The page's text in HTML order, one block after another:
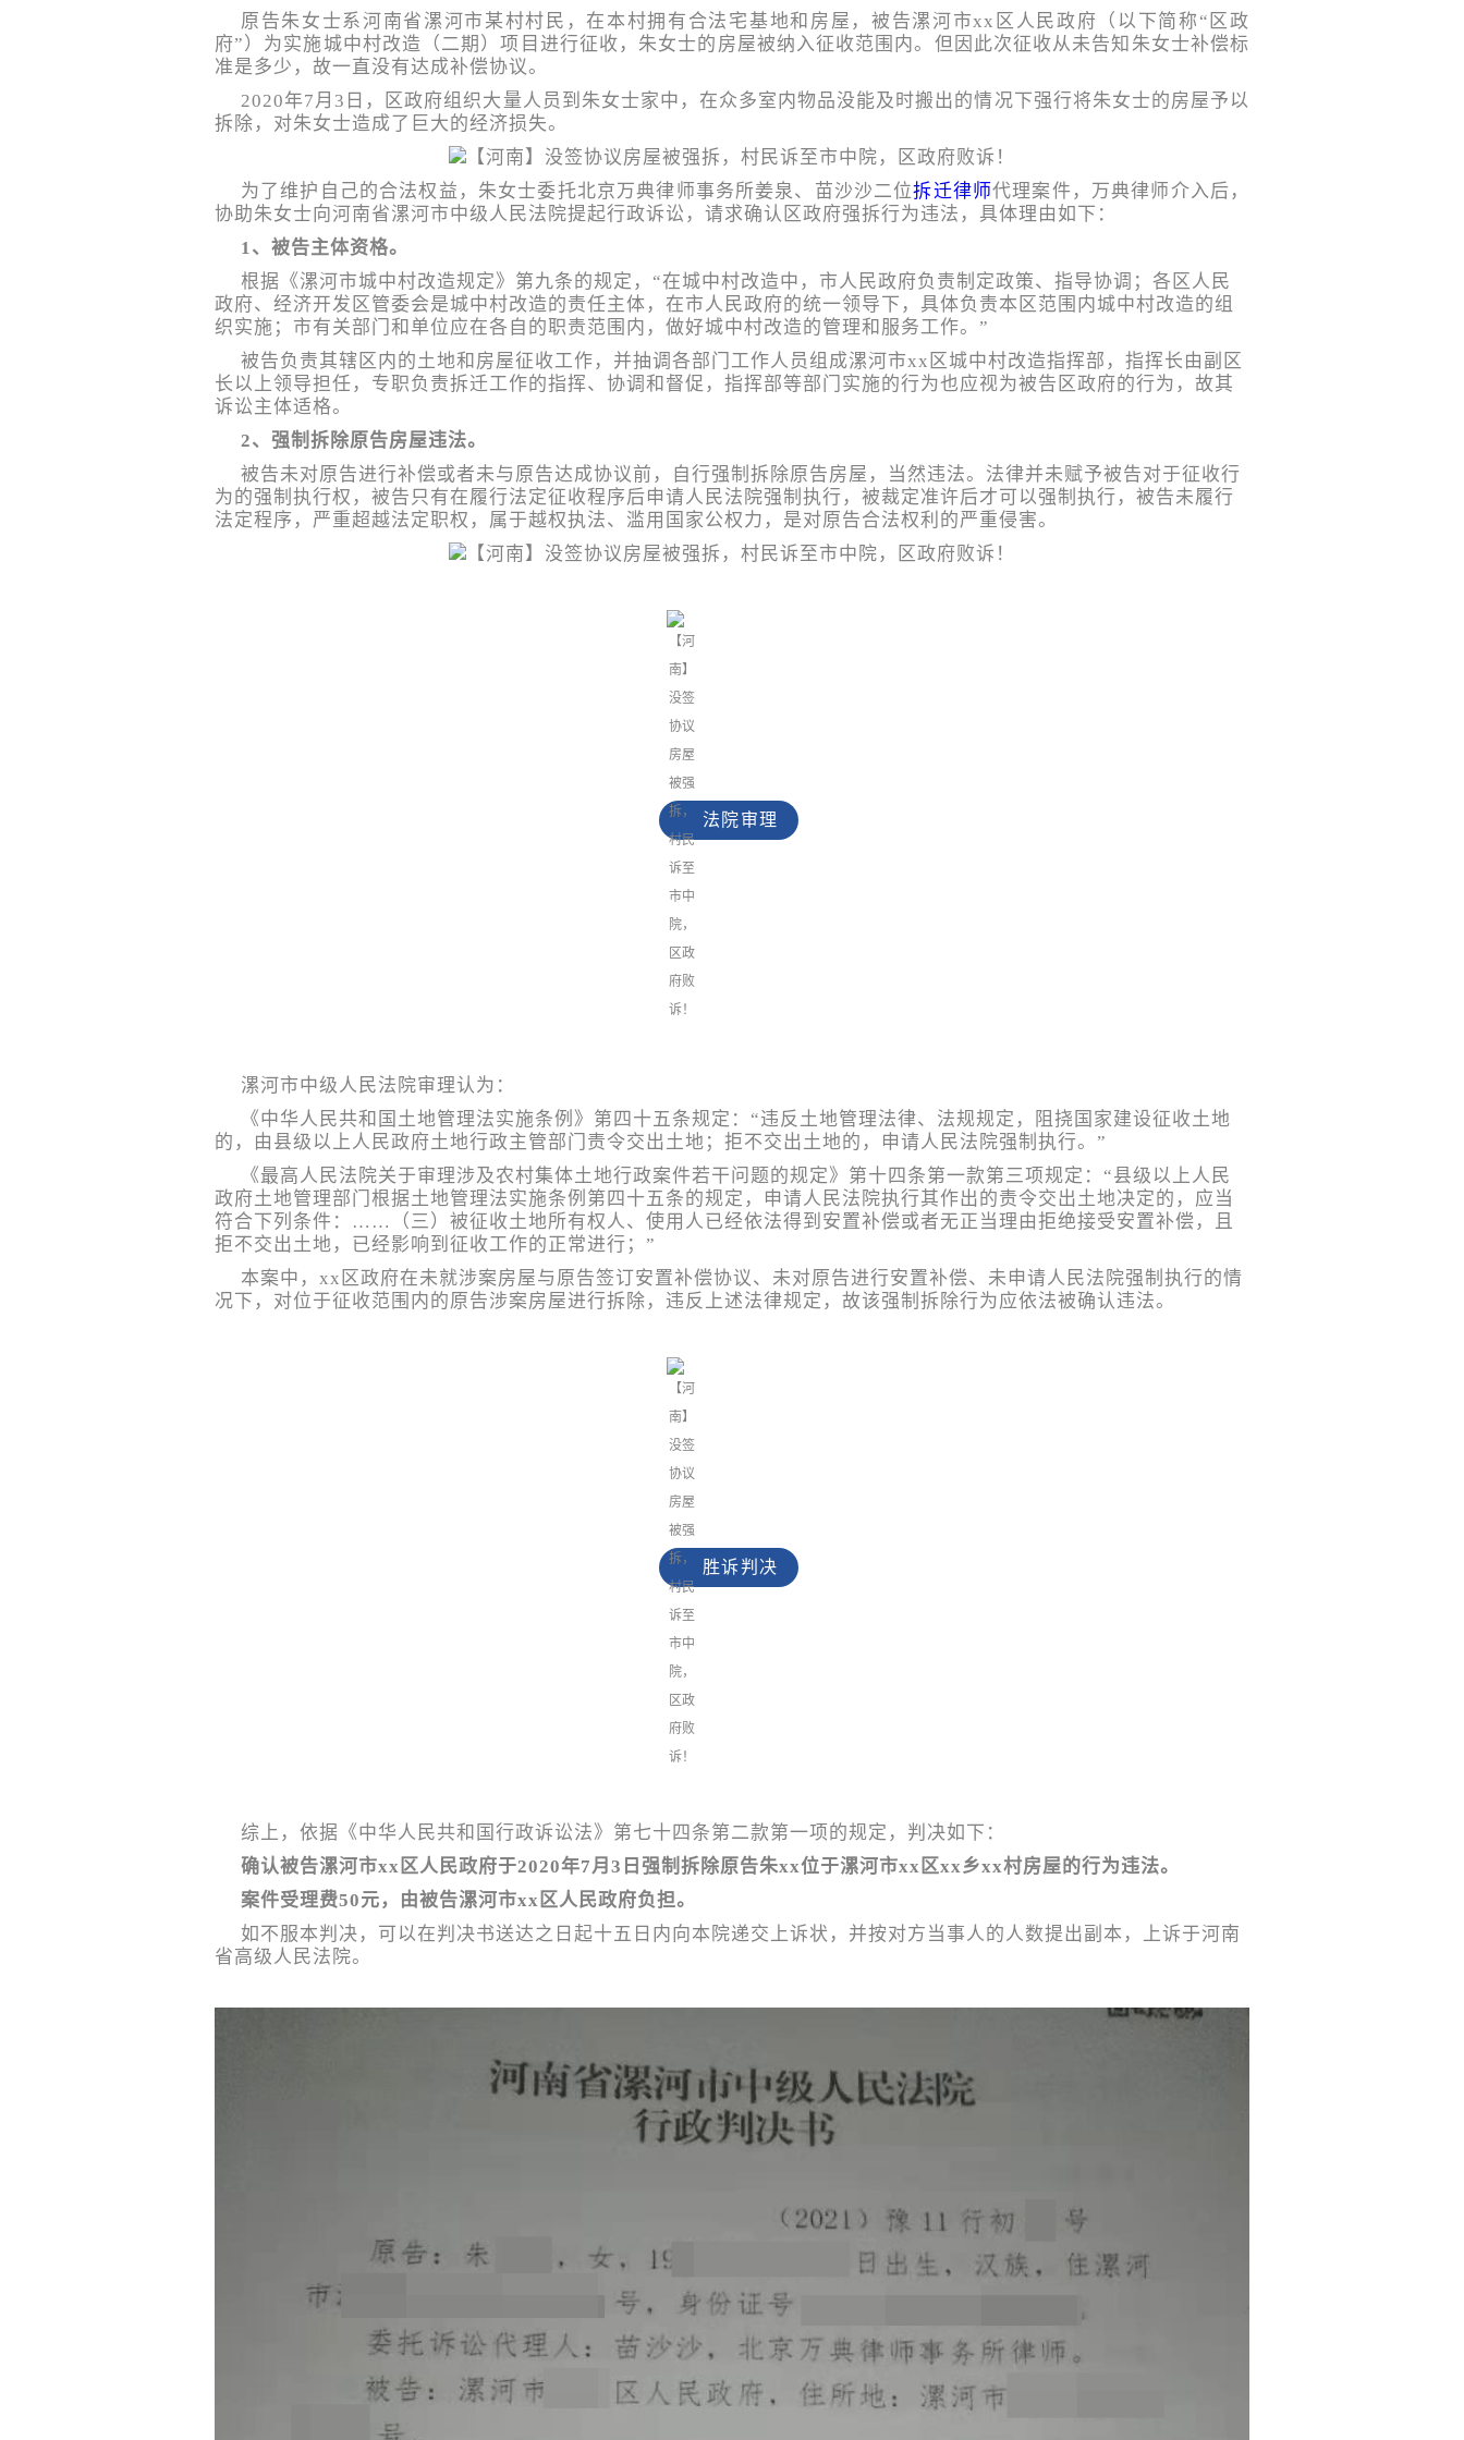
原告朱女士系河南省漯河市某村村民，在本村拥有合法宅基地和房屋，被告漯河市xx区人民政府（以下简称“区政
府”）为实施城中村改造（二期）项目进行征收，朱女士的房屋被纳入征收范围内。但因此次征收从未告知朱女士补偿标
准是多少，故一直没有达成补偿协议。
2020年7月3日，区政府组织大量人员到朱女士家中，在众多室内物品没能及时搬出的情况下强行将朱女士的房屋予以
拆除，对朱女士造成了巨大的经济损失。
为了维护自己的合法权益，朱女士委托北京万典律师事务所姜泉、苗沙沙二位拆迁律师代理案件，万典律师介入后，
协助朱女士向河南省漯河市中级人民法院提起行政诉讼，请求确认区政府强拆行为违法，具体理由如下：
1、被告主体资格。
根据《漯河市城中村改造规定》第九条的规定，“在城中村改造中，市人民政府负责制定政策、指导协调；各区人民
政府、经济开发区管委会是城中村改造的责任主体，在市人民政府的统一领导下，具体负责本区范围内城中村改造的组
织实施；市有关部门和单位应在各自的职责范围内，做好城中村改造的管理和服务工作。”
被告负责其辖区内的土地和房屋征收工作，并抽调各部门工作人员组成漯河市xx区城中村改造指挥部，指挥长由副区
长以上领导担任，专职负责拆迁工作的指挥、协调和督促，指挥部等部门实施的行为也应视为被告区政府的行为，故其
诉讼主体适格。
2、强制拆除原告房屋违法。
被告未对原告进行补偿或者未与原告达成协议前，自行强制拆除原告房屋，当然违法。 法律并未赋予被告对于征收行
为的强制执行权，被告只有在履行法定征收程序后申请人民法院强制执行，被裁定准许后才可以强制执行，被告未履行
法定程序，严重超越法定职权，属于越权执法、滥用国家公权力，是对原告合法权利的严重侵害。
法院审理
漯河市中级人民法院审理认为：
《中华人民共和国土地管理法实施条例》第四十五条规定：“违反土地管理法律、法规规定，阻挠国家建设征收土地
的，由县级以上人民政府土地行政主管部门责令交出土地；拒不交出土地的，申请人民法院强制执行。”
《最高人民法院关于审理涉及农村集体土地行政案件若干问题的规定》第十四条第一款第三项规定：“县级以上人民
政府土地管理部门根据土地管理法实施条例第四十五条的规定，申请人民法院执行其作出的责令交出土地决定的，应当
符合下列条件：……（三）被征收土地所有权人、使用人已经依法得到安置补偿或者无正当理由拒绝接受安置补偿，且
拒不交出土地，已经影响到征收工作的正常进行；”
本案中，xx区政府在未就涉案房屋与原告签订安置补偿协议、未对原告进行安置补偿、未申请人民法院强制执行的情
况下，对位于征收范围内的原告涉案房屋进行拆除，违反上述法律规定，故该强制拆除行为应依法被确认违法。
胜诉判决
综上，依据《中华人民共和国行政诉讼法》第七十四条第二款第一项的规定，判决如下：
确认被告漯河市xx区人民政府于2020年7月3日强制拆除原告朱xx位于漯河市xx区xx乡xx村房屋的行为违法。
案件受理费50元，由被告漯河市xx区人民政府负担。
如不服本判决，可以在判决书送达之日起十五日内向本院递交上诉状，并按对方当事人的人数提出副本，上诉于河南
省高级人民法院。